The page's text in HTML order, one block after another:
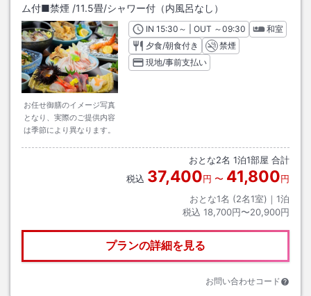
ム付■禁煙 /11.5畳/シャワー付（内風呂なし）
お任せ御膳のイメージ写真
となり、実際のご提供内容
は季節により異なります。
INチェックイン
15:30 ～ | OUT チェックアウト
～09:30
和室
夕食/朝食付き
禁煙
現地/事前支払い
おとな2名 1泊1部屋 合計
税込 37,400円 〜 41,800円
おとな1名 (2名1室)｜ 1泊
税込 18,700円〜20,900円
プランの詳細を見る
お問い合わせコード